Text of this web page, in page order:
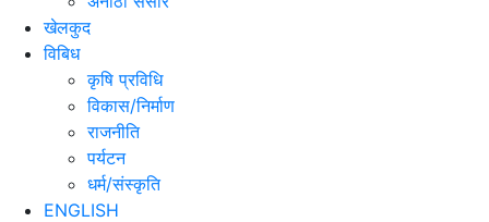
खेलकुद
विबिध
कृषि प्रविधि
विकास/निर्माण
राजनीति
पर्यटन
धर्म/संस्कृति
ENGLISH